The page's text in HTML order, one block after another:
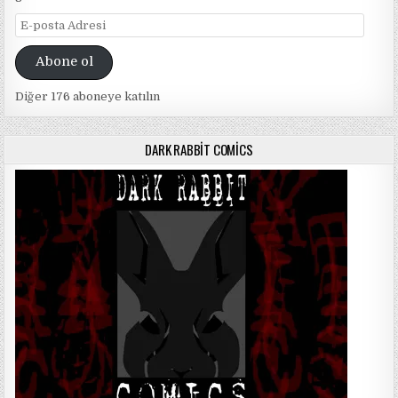
E-
posta
AdresiAbone ol
Diğer 176 aboneye katılın
DARK RABBIT COMICS